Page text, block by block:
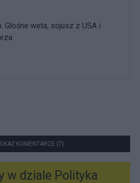
Głośne weta, sojusz z USA i
KOMENTARZE (7)
w dziale Polityka